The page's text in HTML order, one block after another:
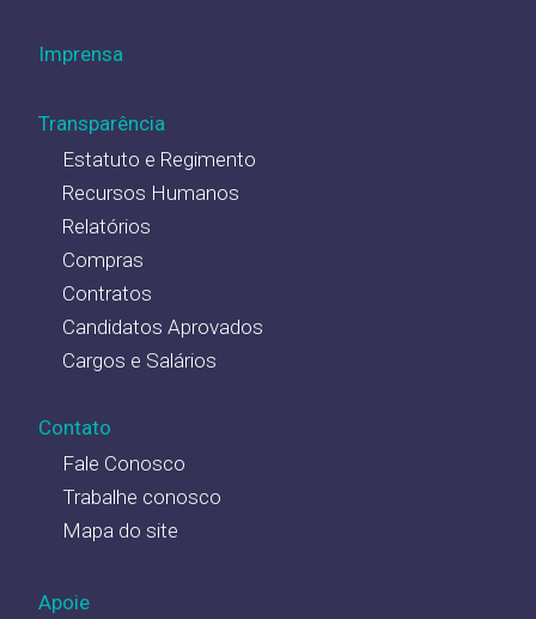
Imprensa
Transparência
Estatuto e Regimento
Recursos Humanos
Relatórios
Compras
Contratos
Candidatos Aprovados
Cargos e Salários
Contato
Fale Conosco
Trabalhe conosco
Mapa do site
Apoie